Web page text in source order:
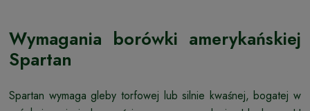
Wymagania borówki amerykańskiej
Spartan
Spartan wymaga gleby torfowej lub silnie kwaśnej, bogatej w